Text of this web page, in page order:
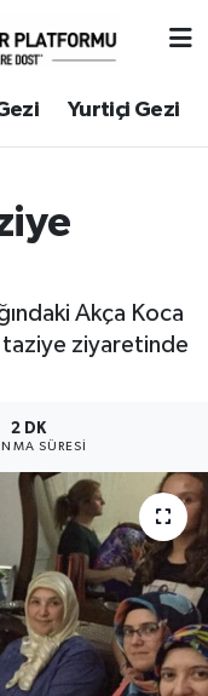
Yurtiçi Gezi
Akça Koca
taziye ziyaretinde
2 DK
SÜRESI